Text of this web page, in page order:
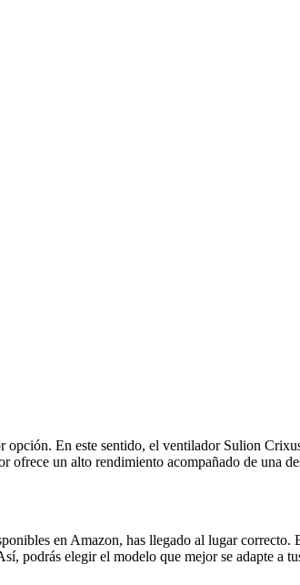
En este sentido, el ventilador Sulion
un alto rendimiento acompañado de una
en Amazon, has llegado al lugar correcto.
podrás elegir el modelo que mejor se adapte a